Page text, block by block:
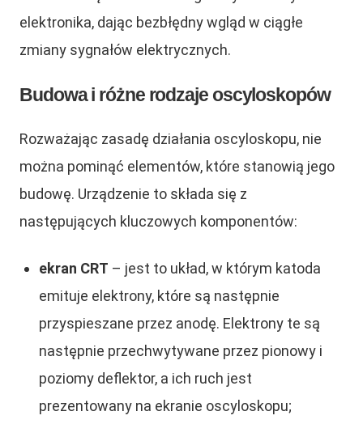
elektronika, dając bezbłędny wgląd w ciągłe
zmiany sygnałów elektrycznych.
Budowa i różne rodzaje oscyloskopów
Rozważając zasadę działania oscyloskopu, nie
można pominąć elementów, które stanowią jego
budowę. Urządzenie to składa się z
następujących kluczowych komponentów:
ekran CRT – jest to układ, w którym katoda
emituje elektrony, które są następnie
przyspieszane przez anodę. Elektrony te są
następnie przechwytywane przez pionowy i
poziomy deflektor, a ich ruch jest
prezentowany na ekranie oscyloskopu;